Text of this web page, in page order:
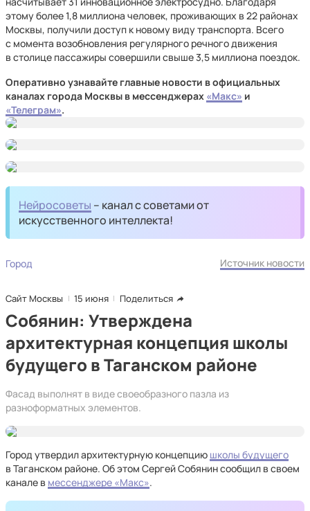
этому более 1,8 миллиона человек, проживающих в 22 районах
Москвы, получили доступ к новому виду транспорта. Всего
с момента возобновления регулярного речного движения
в столице пассажиры совершили свыше 3,5 миллиона поездок.
Оперативно узнавайте главные новости в официальных
каналах города Москвы в мессенджерах «Макс» и
«Телеграм».
Нейросоветы – канал с советами от
искусственного интеллекта!
Город Источник новости
Сайт Москвы 15 июня Поделиться
Собянин: Утверждена
архитектурная концепция школы
будущего в Таганском районе
Фасад выполнят в виде своеобразного пазла из
разноформатных элементов.
Город утвердил архитектурную концепцию школы будущего
в Таганском районе. Об этом Сергей Собянин сообщил в своем
канале в мессенджере «Макс».